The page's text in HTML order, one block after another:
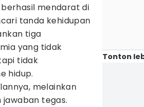
berhasil mendarat di
tanda kehidupan
tiga
yang tidak
tidak
hidup.
melainkan
tegas.
Tonton